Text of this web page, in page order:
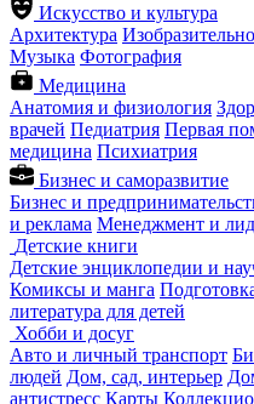
Искусство и культура
Архитектура
Музыка Фотография
Медицина
Анатомия и физиология
врачей Педиатрия Первая
медицина Психиатрия
Бизнес и саморазвитие
Бизнес и
и реклама Менеджмент и
Детские книги
Детские энциклопедии и
Комиксы и манга
литература для детей
Хобби и досуг
Авто и личный транспорт
людей Дом, сад, интерьер
антистресс Карты